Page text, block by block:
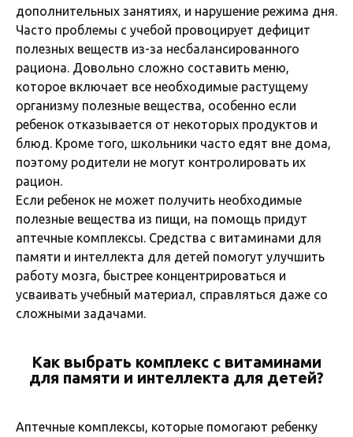
дополнительных занятиях, и нарушение режима дня.
Часто проблемы с учебой провоцирует дефицит
полезных веществ из-за несбалансированного
рациона. Довольно сложно составить меню,
которое включает все необходимые растущему
организму полезные вещества, особенно если
ребенок отказывается от некоторых продуктов и
блюд. Кроме того, школьники часто едят вне дома,
поэтому родители не могут контролировать их
рацион.
Если ребенок не может получить необходимые
полезные вещества из пищи, на помощь придут
аптечные комплексы. Средства с витаминами для
памяти и интеллекта для детей помогут улучшить
работу мозга, быстрее концентрироваться и
усваивать учебный материал, справляться даже со
сложными задачами.
Как выбрать комплекс с витаминами
для памяти и интеллекта для детей?
Аптечные комплексы, которые помогают ребенку